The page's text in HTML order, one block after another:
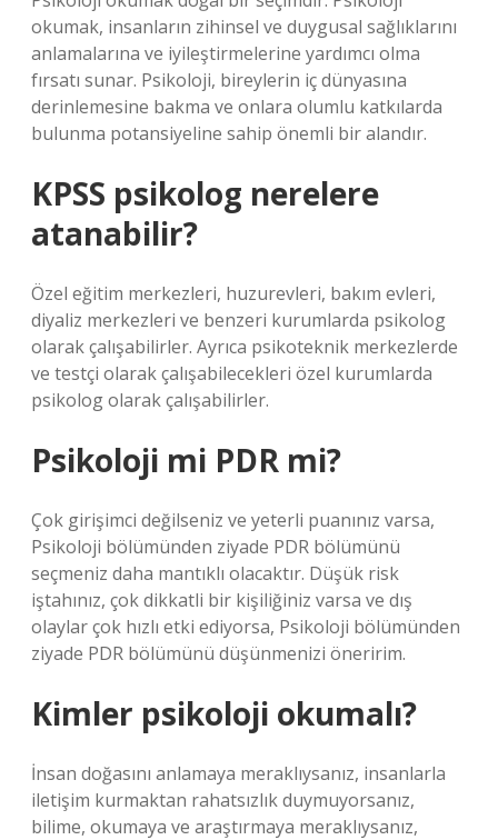
okumak, insanların zihinsel ve duygusal sağlıklarını
anlamalarına ve iyileştirmelerine yardımcı olma
fırsatı sunar. Psikoloji, bireylerin iç dünyasına
derinlemesine bakma ve onlara olumlu katkılarda
bulunma potansiyeline sahip önemli bir alandır.
KPSS psikolog nerelere
atanabilir?
Özel eğitim merkezleri, huzurevleri, bakım evleri,
diyaliz merkezleri ve benzeri kurumlarda psikolog
olarak çalışabilirler. Ayrıca psikoteknik merkezlerde
ve testçi olarak çalışabilecekleri özel kurumlarda
psikolog olarak çalışabilirler.
Psikoloji mi PDR mi?
Çok girişimci değilseniz ve yeterli puanınız varsa,
Psikoloji bölümünden ziyade PDR bölümünü
seçmeniz daha mantıklı olacaktır. Düşük risk
iştahınız, çok dikkatli bir kişiliğiniz varsa ve dış
olaylar çok hızlı etki ediyorsa, Psikoloji bölümünden
ziyade PDR bölümünü düşünmenizi öneririm.
Kimler psikoloji okumalı?
İnsan doğasını anlamaya meraklıysanız, insanlarla
iletişim kurmaktan rahatsızlık duymuyorsanız,
bilime, okumaya ve araştırmaya meraklıysanız,